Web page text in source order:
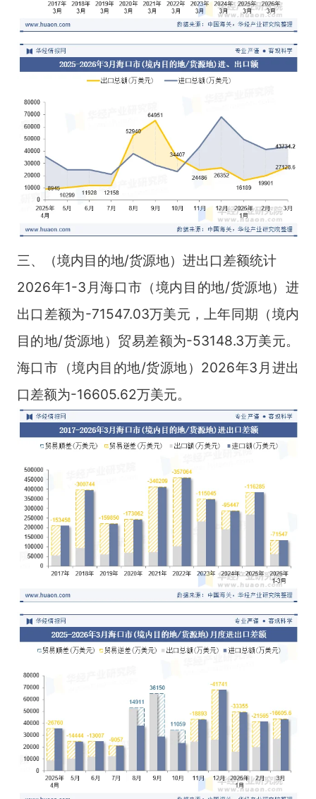
三、（境内目的地/货源地）进出口差额统计
2026年1-3月海口市（境内目的地/货源地）进
出口差额为-71547.03万美元，上年同期（境内
目的地/货源地）贸易差额为-53148.3万美元。
海口市（境内目的地/货源地）2026年3月进出
口差额为-16605.62万美元。